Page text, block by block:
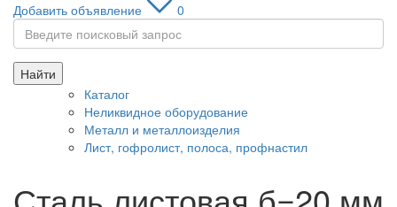
Добавить объявление
0
Найти
Каталог
Неликвидное оборудование
Металл и металлоизделия
Лист, гофролист, полоса, профнастил